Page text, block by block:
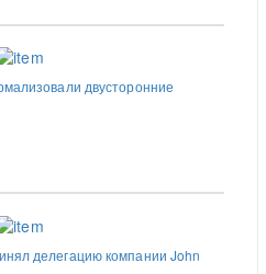
двусторонние
делегацию компании John